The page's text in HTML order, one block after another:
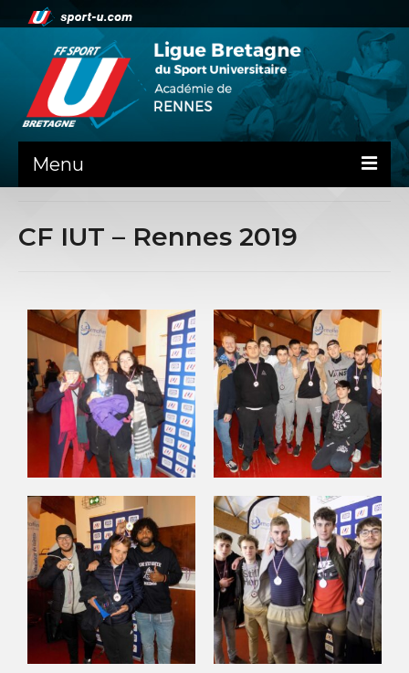
Menu
PRÉSENTATION
La ligue de Bretagne
ADMINISTRATIF
DOSSIER DE RENTREE
AFFILIATIONS/LICENCES
REUNIONS
ARBITRAGE
SPORTS COLLECTIFS
CHAMPIONNATS INTER-LIGUES
CHAMPIONNAT DISTRICT RENNES
CHAMPIONNAT DISTRICT BREST
CF IUT – Rennes 2019